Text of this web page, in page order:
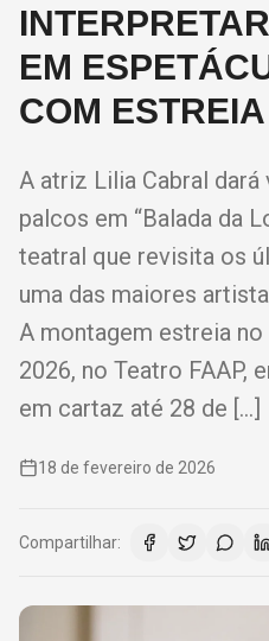
EM
COM
A atriz Lilia Cabral dará
palcos em “Balada da
teatral que revisita os
uma das maiores
A montagem estreia
2026, no Teatro FAAP,
em cartaz até 28 de […]
18 de fevereiro de 2026
Compartilhar: